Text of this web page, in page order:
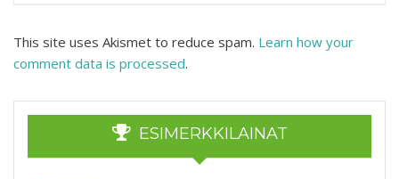
This site uses Akismet to reduce spam. Learn how your
comment data is processed.
ESIMERKKILAINAT